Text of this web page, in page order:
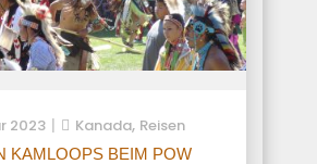
2023 Kanada, Reisen
KAMLOOPS BEIM POW